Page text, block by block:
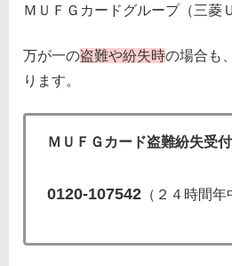
ＭＵＦＧカードグループ（三菱
万が一の盗難や紛失時の場合も
ります。
ＭＵＦＧカード盗難紛失受
0120-107542 （２４時間年